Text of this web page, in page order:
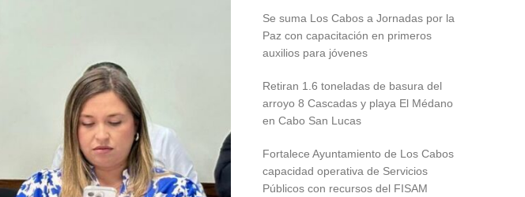
Se suma Los Cabos a Jornadas por la
Paz con capacitación en primeros
auxilios para jóvenes
Retiran 1.6 toneladas de basura del
arroyo 8 Cascadas y playa El Médano
en Cabo San Lucas
Fortalece Ayuntamiento de Los Cabos
capacidad operativa de Servicios
Públicos con recursos del FISAM